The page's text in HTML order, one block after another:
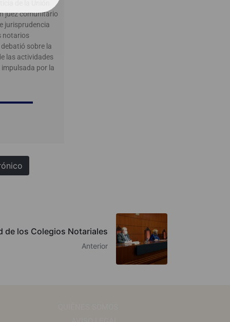
juez comunitario
jurisprudencia
notarios
sobre la
las actividades
por la
de los Colegios Notariales
Anterior